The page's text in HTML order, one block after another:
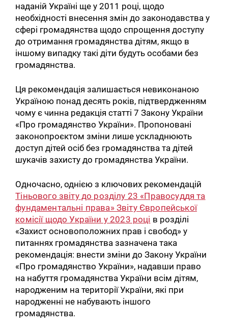
наданій Україні ще у 2011 році, щодо
необхідності внесення змін до законодавства у
сфері громадянства щодо спрощення доступу
до отримання громадянства дітям, якщо в
іншому випадку такі діти будуть особами без
громадянства.
Ця рекомендація залишається невиконаною
Україною понад десять років, підтвердженням
чому є чинна редакція статті 7 Закону України
«Про громадянство України». Пропоновані
законопроєктом зміни лише ускладнюють
доступ дітей осіб без громадянства та дітей
шукачів захисту до громадянства України.
Одночасно, однією з ключових рекомендацій
Тіньового звіту до розділу 23 «Правосуддя та
фундаментальні права» Звіту Європейської
комісії щодо України у 2023 році в розділі
«Захист основоположних прав і свобод» у
питаннях громадянства зазначена така
рекомендація: внести зміни до Закону України
«Про громадянство України», надавши право
на набуття громадянства України всім дітям,
народженим на території України, які при
народженні не набувають іншого
громадянства.